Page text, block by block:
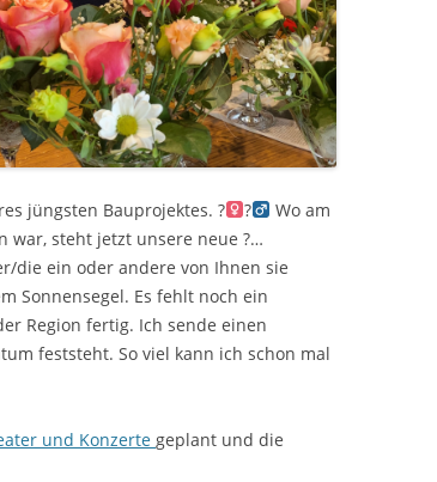
jüngsten Bauprojektes. ?‍ ?‍
Wo am
war, steht jetzt unsere neue ?…
die ein oder andere von Ihnen sie
Sonnensegel. Es fehlt noch ein
Region fertig. Ich sende einen
feststeht. So viel kann ich schon mal
und Konzerte geplant und die